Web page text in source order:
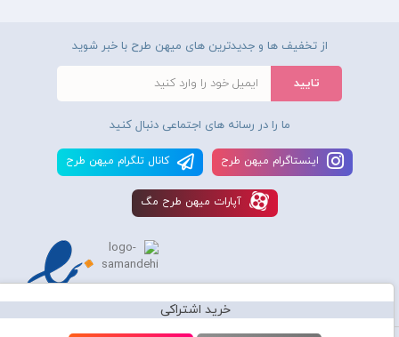
خرید اشتراکی
از تخفیف ها و جدیدترین های میهن طرح با خبر شوید
ما را در رسانه های اجتماعی دنبال کنید
اينستاگرام ميهن طرح کانال تلگرام ميهن طرح
آپارات ميهن طرح مگ